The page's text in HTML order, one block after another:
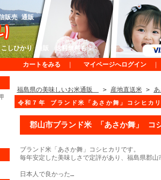
販売 通販
こしひかり 通販 送料無料も！
カートをみる ｜ マイページへログイン ｜
福島県の美味しいお米通販 > 産地直送米>
令和７年 ブランド米「あさか舞」コシヒ
郡山市ブランド米 「あさか舞」 コ
ブランド米「あさか舞」コシヒカリです。
毎年安定した美味しさで定評があり、福島県郡
日本人で良かった…